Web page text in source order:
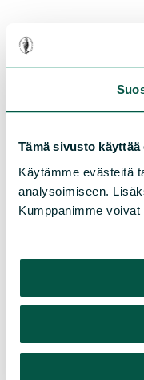
Tämä sivusto käyttää
Käytämme evästeitä
analysoimiseen.
Kumppanimme